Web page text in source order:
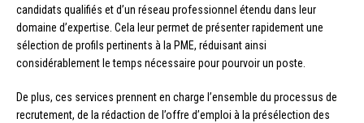
candidats qualifiés et d’un réseau professionnel étendu dans leur
domaine d’expertise. Cela leur permet de présenter rapidement une
sélection de profils pertinents à la PME, réduisant ainsi
considérablement le temps nécessaire pour pourvoir un poste.
De plus, ces services prennent en charge l’ensemble du processus de
recrutement, de la rédaction de l’offre d’emploi à la présélection des